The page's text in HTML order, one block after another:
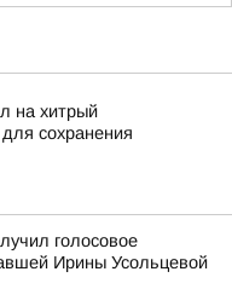
на хитрый
для сохранения
голосовое
Ирины Усольцевой